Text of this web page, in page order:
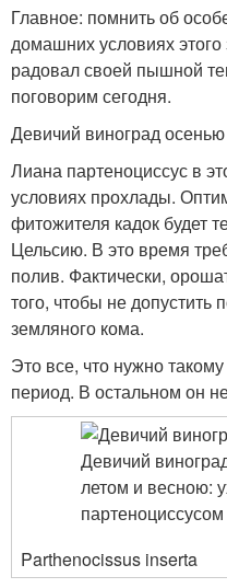
Главное: помнить об
домашних условиях
радовал своей пышной
поговорим сегодня.
Девичий виноград
Лиана партеноциссус в
условиях прохлады.
фитожителя кадок будет
Цельсию. В это время
полив. Фактически,
того, чтобы не допустить
земляного кома.
Это все, что нужно
период. В остальном он
Parthenocissus inserta